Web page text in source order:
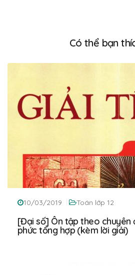
Có thể bạn
10/03/2019 Toán lớp 12
[Đại số] Ôn tập theo chuyên
phức tổng hợp (kèm lời giải)